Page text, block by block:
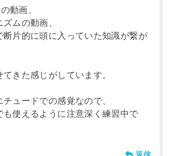
動画、
ムの動画、
断片的に頭に入っていた知識が繋が
きた感じがしています。
ュードでの感覚なので、
も使えるように注意深く練習中で